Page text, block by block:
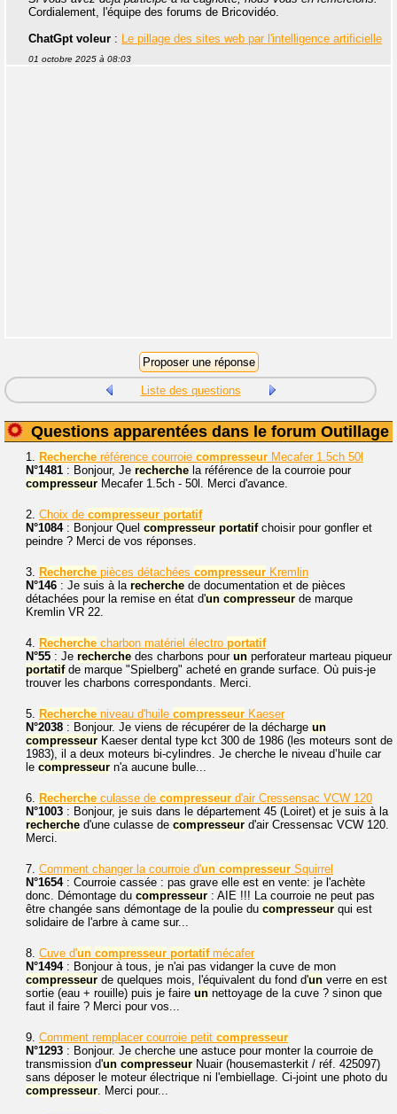
Cordialement, l'équipe des forums de Bricovidéo.
ChatGpt voleur : Le pillage des sites web par l'intelligence artificielle
01 octobre 2025 à 08:03
Liste des questions
Questions apparentées dans le forum Outillage
1. Recherche référence courroie compresseur Mecafer 1.5ch 50l
N°1481 : Bonjour, Je recherche la référence de la courroie pour
compresseur Mecafer 1.5ch - 50l. Merci d'avance.
2. Choix de compresseur portatif
N°1084: Bonjour Quel compresseur portatifchoisir pour gonfler et
peindre ? Merci de vos réponses.
3. Recherche pièces détachées compresseur Kremlin
N°146 : Je suis à la recherche de documentation et de pièces
détachées pour la remise en état d'un compresseur de marque
Kremlin VR 22.
4. Recherche charbon matériel électro portatif
N°55 : Je recherche des charbons pour un perforateur marteau piqueur
portatifde marque "Spielberg" acheté en grande surface. Où puis-je
trouver les charbons correspondants. Merci.
5. Recherche niveau d'huile compresseur Kaeser
N°2038 : Bonjour. Je viens de récupérer de la décharge un
compresseur Kaeser dental type kct 300 de 1986 (les moteurs sont de
1983), il a deux moteurs bi-cylindres. Je cherche le niveau d’huile car
le compresseur n'a aucune bulle...
6. Recherche culasse de compresseur d'air Cressensac VCW 120
N°1003 : Bonjour, je suis dans le département 45 (Loiret) et je suis à la
recherche d'une culasse de compresseur d'air Cressensac VCW 120.
Merci.
7. Comment changer la courroie d'un compresseur Squirrel
N°1654: Courroie cassée : pas grave elle est en vente: je l'achète
donc. Démontage du compresseur : AIE !!! La courroie ne peut pas
être changée sans démontage de la poulie du compresseur qui est
solidaire de l'arbre à came sur...
8. Cuve d'un compresseur portatifmécafer
N°1494: Bonjour à tous, je n'ai pas vidanger la cuve de mon
compresseur de quelques mois, l'équivalent du fond d'un verre en est
sortie (eau + rouille) puis je faire un nettoyage de la cuve ? sinon que
faut il faire ? Merci pour vos...
9. Comment remplacer courroie petit compresseur
N°1293 : Bonjour. Je cherche une astuce pour monter la courroie de
transmission d'un compresseur Nuair (housemasterkit / réf. 425097)
sans déposer le moteur électrique ni l'embiellage. Ci-joint une photo du
compresseur. Merci pour...